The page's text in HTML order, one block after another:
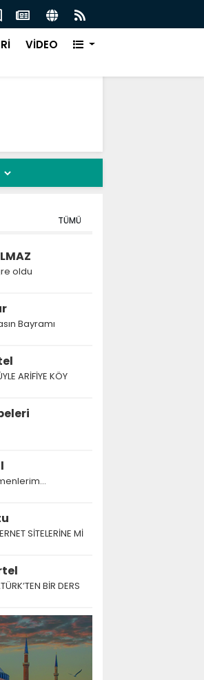
kapatıldı
VİDEO
TÜMÜ
oldu
Bayramı
ARİFİYE KÖY
SİTELERİNE Mİ
BİR DERS